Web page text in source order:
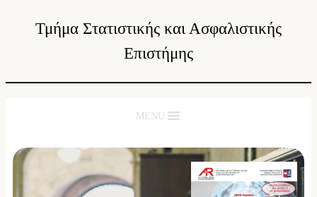
Τμήμα Στατιστικής και Ασφαλιστικής
Επιστήμης
MENU